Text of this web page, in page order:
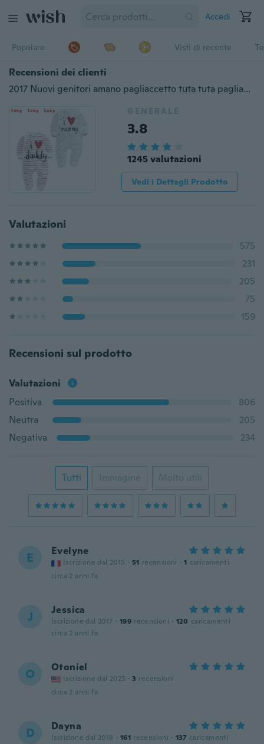
Accedi
Popolare Visti di recente
Recensioni dei clienti
2017 Nuovi genitori amano pagliaccetto tuta tuta pagliaccetto per bambini dimensioni borsa piedi piedi abbigliamento neonati
GENERALE
3.8
1245 valutazioni
Vedi i Dettagli Prodotto
Valutazioni
575
231
205
75
159
Recensioni sul prodotto
Valutazioni
Positiva
806
Neutra
205
Negativa
234
Tutti Immagine Molto utili
E Evelyne
Iscrizione dal 2015 · 51 recensioni · 1 caricamenti
circa 2 anni fa
J Jessica
Iscrizione dal 2017 · 199 recensioni · 120 caricamenti
circa 2 anni fa
O Otoniel
Iscrizione dal 2023 · 3 recensioni
circa 2 anni fa
D Dayna
Iscrizione dal 2018 · 161 recensioni · 137 caricamenti